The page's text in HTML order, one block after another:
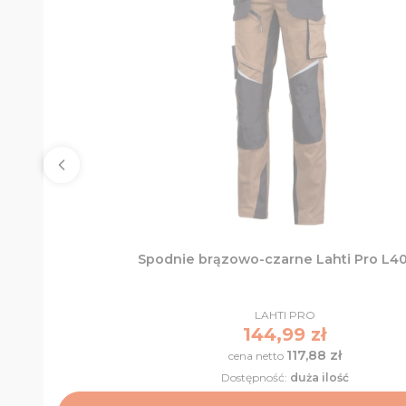
Spodnie brązowo-czarne Lahti Pro
PRODUCENT
LAHTI PRO
Cena
144,99 zł
Cena 117,88 zł
Dostępność: duża ilość